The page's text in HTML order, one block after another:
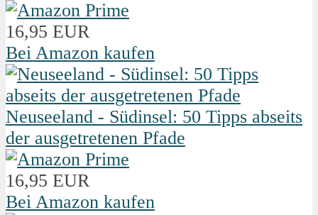
16,95 EUR
Bei Amazon kaufen
Neuseeland - Südinsel: 50 Tipps abseits
der ausgetretenen Pfade
16,95 EUR
Bei Amazon kaufen